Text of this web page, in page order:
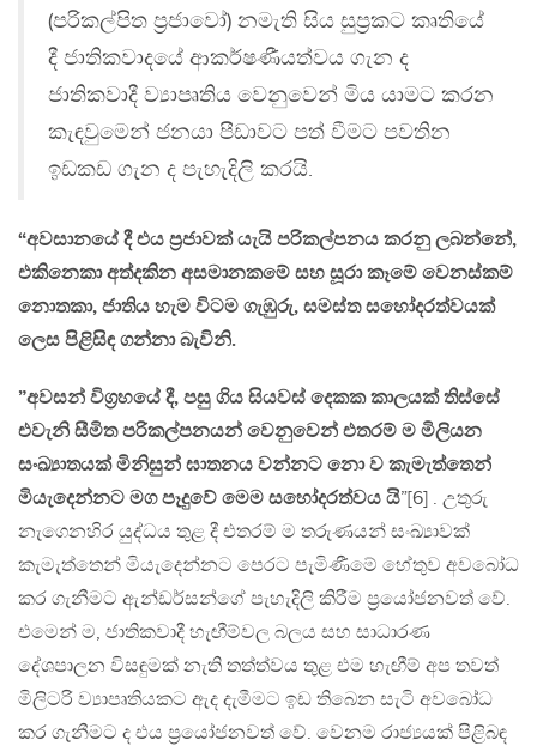
(පරිකල්පිත ප්‍රජාවෝ) නමැති සිය සුප්‍රකට කෘතියේ
දී ජාතිකවාදයේ ආකර්ෂණීයත්වය ගැන ද
ජාතිකවාදී ව්‍යාපෘතිය වෙනුවෙන් මිය යාමට කරන
කැඳවුමෙන් ජනයා පීඩාවට පත් වීමට පවතින
ඉඩකඩ ගැන ද පැහැදිලි කරයි.
“අවසානයේ දී එය ප්‍රජාවක් යැයි පරිකල්පනය කරනු ලබන්නේ,
එකිනෙකා අත්දකින අසමානකමේ සහ සූරා කෑමේ වෙනස්කම්
නොතකා, ජාතිය හැම විටම ගැඹුරු, සමස්ත සහෝදරත්වයක්
ලෙස පිළිසිඳ ගන්නා බැවිනි.
”අවසන් විග්‍රහයේ දී, පසු ගිය සියවස් දෙකක කාලයක් තිස්සේ
එවැනි සීමිත පරිකල්පනයන් වෙනුවෙන් එතරම් ම මිලියන
සංඛ්‍යාතයක් මිනිසුන් ඝාතනය වන්නට නො ව කැමැත්තෙන්
මියැදෙන්නට මග පෑදුවේ මෙම සහෝදරත්වය යි”[6] . උතුරු
නැගෙනහිර යුද්ධය තුළ දී එතරම් ම තරුණයන් සංඛ්‍යාවක්
කැමැත්තෙන් මියැදෙන්නට පෙරට පැමිණීමේ හේතුව අවබෝධ
කර ගැනීමට ඇන්ඩර්සන්ගේ පැහැදිලි කිරීම ප්‍රයෝජනවත් වේ.
එමෙන් ම, ජාතිකවාදී හැඟීම්වල බලය සහ සාධාරණ
දේශපාලන විසඳුමක් නැති තත්ත්වය තුළ එම හැඟීම් අප තවත්
මිලිටරි ව්‍යාපෘතියකට ඇද දැමීමට ඉඩ තිබෙන සැටි අවබෝධ
කර ගැනීමට ද එය ප්‍රයෝජනවත් වේ. වෙනම රාජ්‍යයක් පිළිබඳ